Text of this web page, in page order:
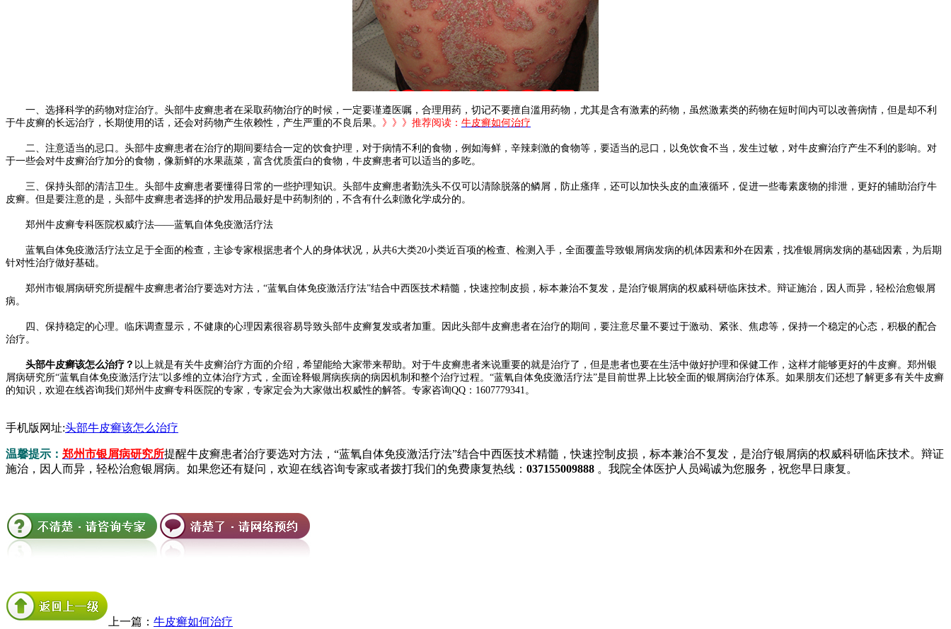
一、选择科学的药物对症治疗。头部牛皮癣患者在采取药物治疗的时候，一定要谨遵医嘱，合理用药，切记不要擅自滥用药物，尤其是含有激素的药物，虽然激素类的药物在短时间内可以改善病情，但是却不利
于牛皮癣的长远治疗，长期使用的话，还会对药物产生依赖性，产生严重的不良后果。 》》》推荐阅读： 牛皮癣如何治疗
二、注意适当的忌口。头部牛皮癣患者在治疗的期间要结合一定的饮食护理，对于病情不利的食物，例如海鲜，辛辣刺激的食物等，要适当的忌口，以免饮食不当，发生过敏，对牛皮癣治疗产生不利的影响。对
于一些会对牛皮癣治疗加分的食物，像新鲜的水果蔬菜，富含优质蛋白的食物，牛皮癣患者可以适当的多吃。
三、保持头部的清洁卫生。头部牛皮癣患者要懂得日常的一些护理知识。头部牛皮癣患者勤洗头不仅可以清除脱落的鳞屑，防止瘙痒，还可以加快头皮的血液循环，促进一些毒素废物的排泄，更好的辅助治疗牛
皮癣。但是要注意的是，头部牛皮癣患者选择的护发用品最好是中药制剂的，不含有什么刺激化学成分的。
郑州牛皮癣专科医院权威疗法——蓝氧自体免疫激活疗法
蓝氧自体免疫激活疗法立足于全面的检查，主诊专家根据患者个人的身体状况，从共6大类20小类近百项的检查、检测入手，全面覆盖导致银屑病发病的机体因素和外在因素，找准银屑病发病的基础因素，为后期
针对性治疗做好基础。
郑州市银屑病研究所提醒牛皮癣患者治疗要选对方法，“蓝氧自体免疫激活疗法”结合中西医技术精髓，快速控制皮损，标本兼治不复发，是治疗银屑病的权威科研临床技术。辩证施治，因人而异，轻松治愈银屑
病。
四、保持稳定的心理。临床调查显示，不健康的心理因素很容易导致头部牛皮癣复发或者加重。因此头部牛皮癣患者在治疗的期间，要注意尽量不要过于激动、紧张、焦虑等，保持一个稳定的心态，积极的配合
治疗。
头部牛皮癣该怎么治疗？ 以上就是有关牛皮癣治疗方面的介绍，希望能给大家带来帮助。对于牛皮癣患者来说重要的就是治疗了，但是患者也要在生活中做好护理和保健工作，这样才能够更好的牛皮癣。郑州银
屑病研究所“蓝氧自体免疫激活疗法”以多维的立体治疗方式，全面诠释银屑病疾病的病因机制和整个治疗过程。“蓝氧自体免疫激活疗法”是目前世界上比较全面的银屑病治疗体系。如果朋友们还想了解更多有关牛皮癣
的知识，欢迎在线咨询我们郑州牛皮癣专科医院的专家，专家定会为大家做出权威性的解答。专家咨询QQ：1607779341。
手机版网址:头部牛皮癣该怎么治疗
温馨提示： 郑州市银屑病研究所提醒牛皮癣患者治疗要选对方法，“蓝氧自体免疫激活疗法”结合中西医技术精髓，快速控制皮损，标本兼治不复发，是治疗银屑病的权威科研临床技术。辩证
施治，因人而异，轻松治愈银屑病。如果您还有疑问，欢迎在线咨询专家或者拨打我们的免费康复热线： 037155009888 。我院全体医护人员竭诚为您服务，祝您早日康复。
上一篇： 牛皮癣如何治疗